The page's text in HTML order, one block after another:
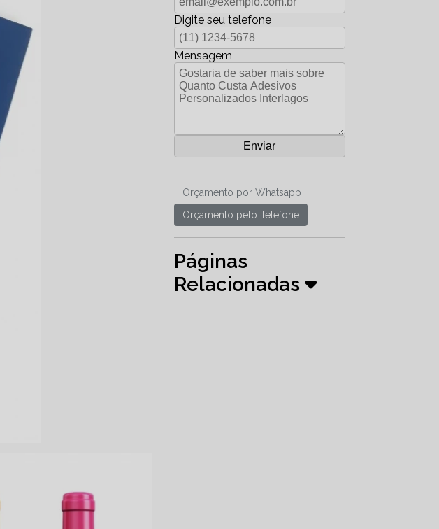
Digite seu telefone
Mensagem
Orçamento por Whatsapp
Orçamento pelo Telefone
Páginas
Relacionadas